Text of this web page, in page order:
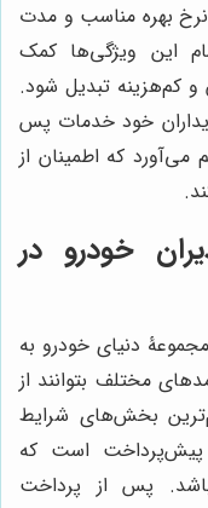
بهره مناسب و مدت
این ویژگی‌ها کمک
و کم‌هزینه تبدیل شود.
خود خدمات پس
می‌آورد که اطمینان از
خودرو در
دنیای خودرو به
مختلف بتوانند از
بخش‌های شرایط
پیش‌پرداخت است که
پس از پرداخت